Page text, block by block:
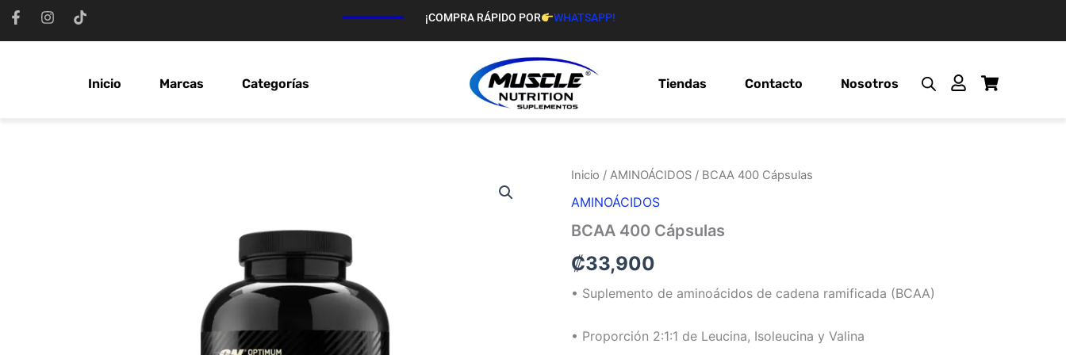
¡COMPRA RÁPIDO POR WHATSAPP!
Inicio Marcas Categorías Tiendas Contacto Nosotros
Inicio / AMINOÁCIDOS / BCAA 400 Cápsulas
AMINOÁCIDOS
BCAA 400 Cápsulas
₡33,900
• Suplemento de aminoácidos de cadena ramificada (BCAA)
• Proporción 2:1:1 de Leucina, Isoleucina y Valina
BCAA
Cápsulas